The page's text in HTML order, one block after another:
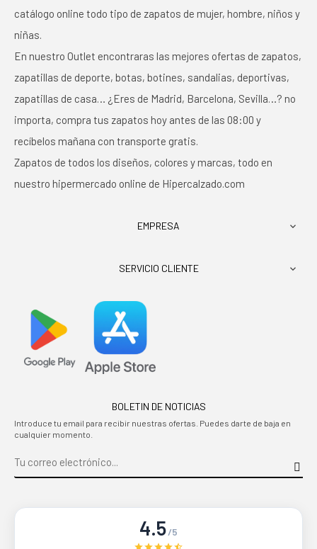
catálogo online todo tipo de zapatos de mujer, hombre, niños y
niñas.
En nuestro Outlet encontraras las mejores ofertas de zapatos,
zapatillas de deporte, botas, botines, sandalias, deportivas,
zapatillas de casa… ¿Eres de Madrid, Barcelona, Sevilla…? no
importa, compra tus zapatos hoy antes de las 08:00 y
recíbelos mañana con transporte gratis.
Zapatos de todos los diseños, colores y marcas, todo en
nuestro hipermercado online de Hipercalzado.com
EMPRESA 
SERVICIO CLIENTE 
BOLETIN DE NOTICIAS
Introduce tu email para recibir nuestras ofertas. Puedes darte de baja en
cualquier momento.
4.5/5